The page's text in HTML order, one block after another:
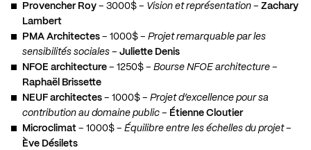
Provencher Roy – 3000$ – Vision et représentation – Zachary
Lambert
PMA Architectes – 1000$ – Projet remarquable par les
sensibilités sociales – Juliette Denis
NFOE architecture – 1250$ – Bourse NFOE architecture –
Raphaël Brissette
NEUF architectes – 1000$ – Projet d’excellence pour sa
contribution au domaine public – Étienne Cloutier
Microclimat – 1000$ – Équilibre entre les échelles du projet–
Ève Désilets